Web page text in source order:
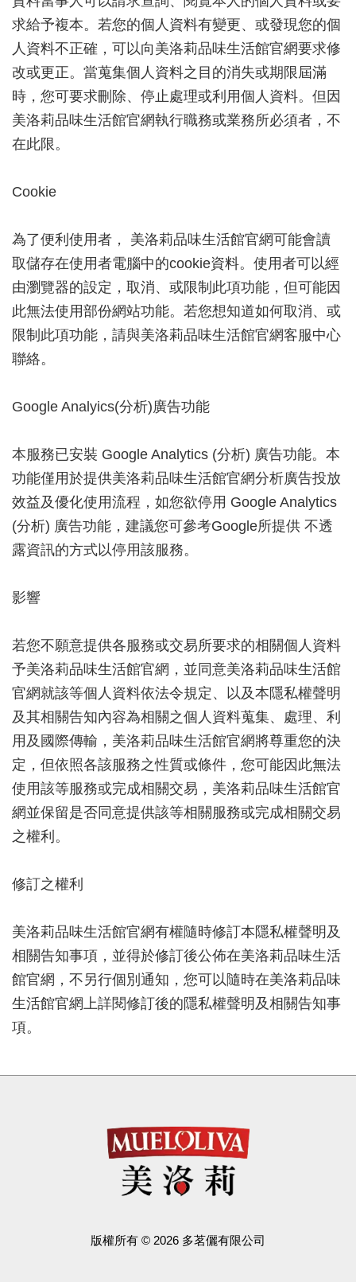
求給予複本。若您的個人資料有變更、或發現您的個
人資料不正確，可以向美洛莉品味生活館官網要求修
改或更正。當蒐集個人資料之目的消失或期限屆滿
時，您可要求刪除、停止處理或利用個人資料。但因
美洛莉品味生活館官網執行職務或業務所必須者，不
在此限。
Cookie
為了便利使用者， 美洛莉品味生活館官網可能會讀
取儲存在使用者電腦中的cookie資料。使用者可以經
由瀏覽器的設定，取消、或限制此項功能，但可能因
此無法使用部份網站功能。若您想知道如何取消、或
限制此項功能，請與美洛莉品味生活館官網客服中心
聯絡。
Google Analyics(分析)廣告功能
本服務已安裝 Google Analytics (分析) 廣告功能。本
功能僅用於提供美洛莉品味生活館官網分析廣告投放
效益及優化使用流程，如您欲停用 Google Analytics
(分析) 廣告功能，建議您可參考Google所提供 不透
露資訊的方式以停用該服務。
影響
若您不願意提供各服務或交易所要求的相關個人資料
予美洛莉品味生活館官網，並同意美洛莉品味生活館
官網就該等個人資料依法令規定、以及本隱私權聲明
及其相關告知內容為相關之個人資料蒐集、處理、利
用及國際傳輸，美洛莉品味生活館官網將尊重您的決
定，但依照各該服務之性質或條件，您可能因此無法
使用該等服務或完成相關交易，美洛莉品味生活館官
網並保留是否同意提供該等相關服務或完成相關交易
之權利。
修訂之權利
美洛莉品味生活館官網有權隨時修訂本隱私權聲明及
相關告知事項，並得於修訂後公佈在美洛莉品味生活
館官網，不另行個別通知，您可以隨時在美洛莉品味
生活館官網上詳閱修訂後的隱私權聲明及相關告知事
項。
版權所有 © 2026 多茗儷有限公司